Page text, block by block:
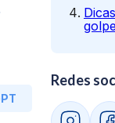
golpe
Redes